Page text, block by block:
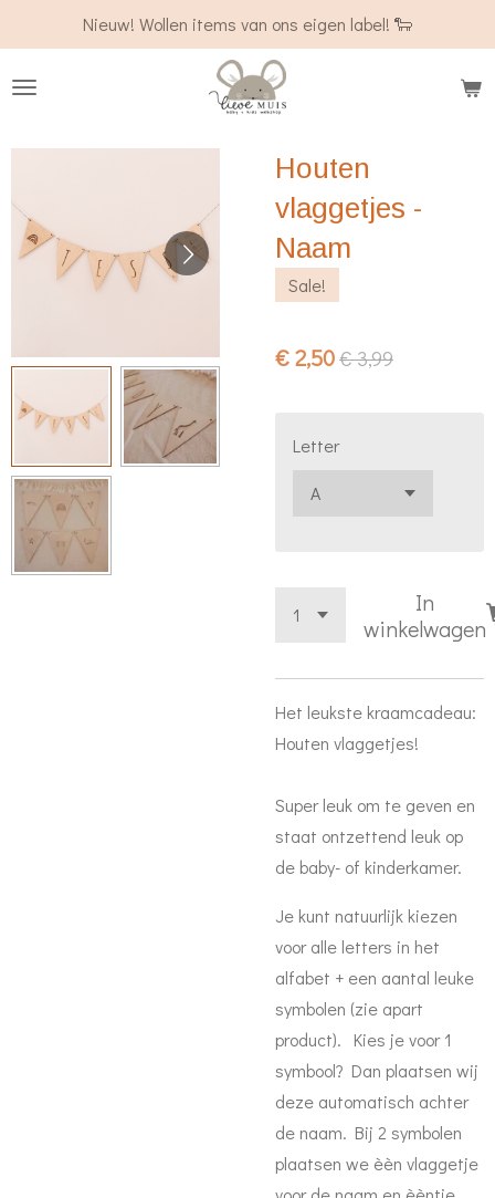
naar
hoofdinhoud
Nieuw! Wollen items van ons eigen label! 🐑
Houten
vlaggetjes -
Naam
Sale!
€ 2,50€ 3,99
Letter
In
winkelwagen
Het leukste kraamcadeau:
Houten vlaggetjes!
Super leuk om te geven en
staat ontzettend leuk op
de baby- of kinderkamer.
Je kunt natuurlijk kiezen
voor alle letters in het
alfabet + een aantal leuke
symbolen (zie apart
product). Kies je voor 1
symbool? Dan plaatsen wij
deze automatisch achter
de naam. Bij 2 symbolen
plaatsen we èèn vlaggetje